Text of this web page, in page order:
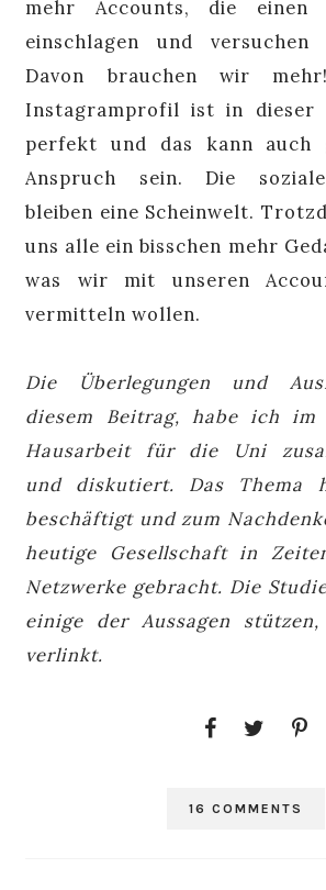
mehr Accounts, die einen
einschlagen und versuchen
Davon brauchen wir
Instagramprofil ist in dieser
perfekt und das kann
Anspruch sein. Die
bleiben eine Scheinwelt.
uns alle ein bisschen mehr
was wir mit unseren
vermitteln wollen.
Die Überlegungen und
diesem Beitrag, habe ich im
Hausarbeit für die Uni
und diskutiert. Das Thema
beschäftigt und zum
heutige Gesellschaft in
Netzwerke gebracht. Die
einige der Aussagen
verlinkt.
16 COMMENTS